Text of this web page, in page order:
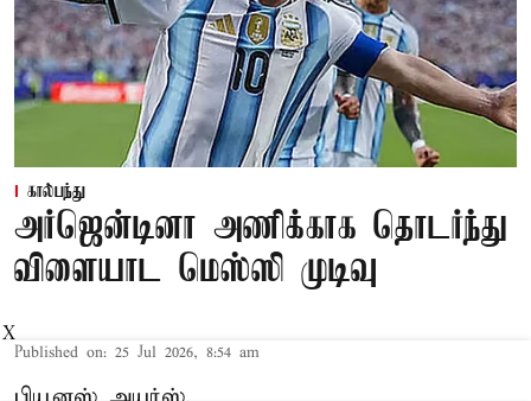
கால்பந்து
அர்ஜென்டினா அணிக்காக தொடர்ந்து
விளையாட மெஸ்ஸி முடிவு
Published on: 25 Jul 2026, 8:54 am
X